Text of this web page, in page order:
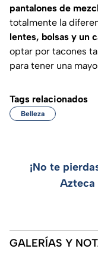
pantalones de
totalmente la
lentes, bolsas y un
optar por tacones
para tener una
Tags relacionados
Belleza
¡No te
Azteca
GALERÍAS Y